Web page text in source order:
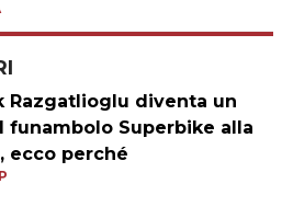
Razgatlioglu diventa un
funambolo Superbike alla
ecco perché